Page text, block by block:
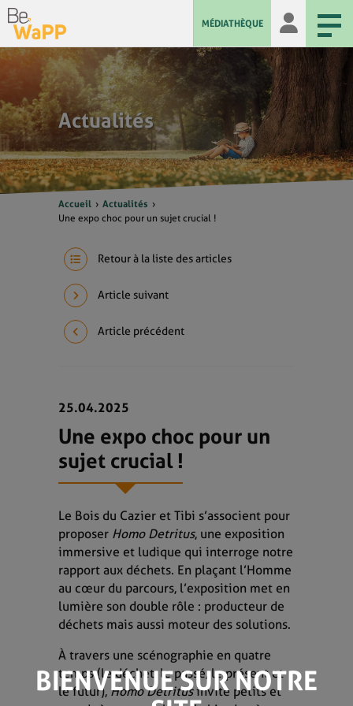
MÉDIATHÈQUE
Actualités
Accueil
Actualités
Une expo choc pour un sujet crucial !
Retour à la liste des articles
Article suivant
Article précédent
25.04.2025
Une expo choc pour un
sujet crucial !
Le Bois du Cazier et Tibi s’associent pour
proposer Homo Detritus, une exposition
immersive et ludique qui interroge notre
rapport aux déchets. En plaçant l’Homme
au cœur du parcours, l’exposition met en
lumière son double rôle : producteur de
déchets mais aussi moteur des solutions.
À travers une scénographie en quatre
temps (le déchet, le passé, le présent et
le futur), Homo Detritusinvite petits et
BIENVENUE SUR NOTRE